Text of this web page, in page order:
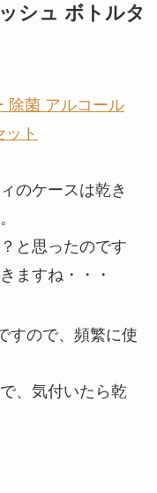
シュ ボトルタ
除菌 アルコール
ト
のケースは乾き
と思ったのです
ますね・・・
すので、頻繁に使
、気付いたら乾